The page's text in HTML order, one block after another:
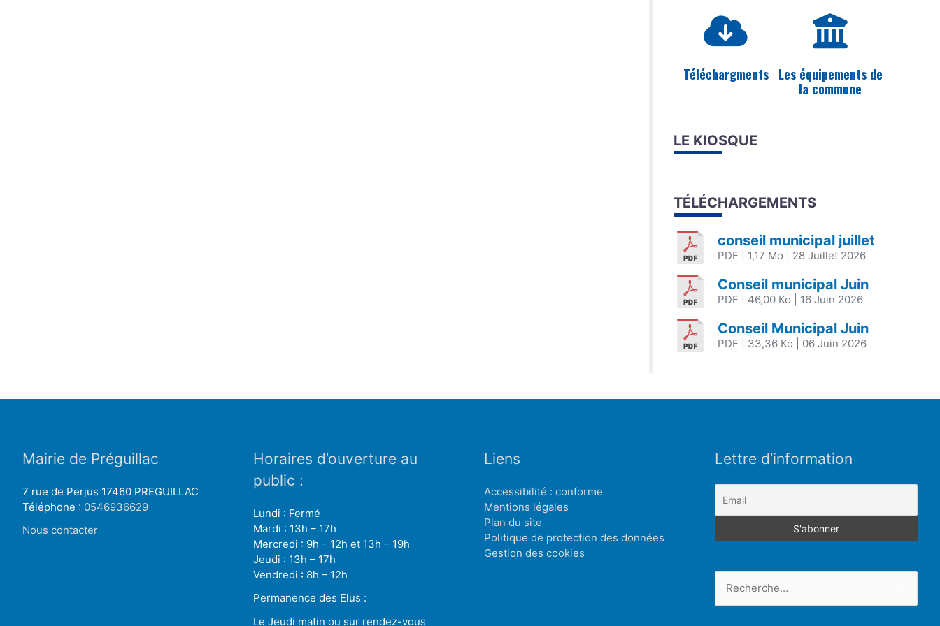
Téléchargments Les équipements de
la commune
LE KIOSQUE
TÉLÉCHARGEMENTS
conseil municipal juillet
PDF | 1,17 Mo | 28 Juillet 2026
Conseil municipal Juin
PDF | 46,00 Ko | 16 Juin 2026
Conseil Municipal Juin
PDF | 33,36 Ko | 06 Juin 2026
Mairie de Préguillac
7 rue de Perjus 17460 PREGUILLAC
Téléphone : 0546936629
Nous contacter
Horaires d’ouverture au
public :
Lundi : Fermé
Mardi : 13h – 17h
Mercredi : 9h – 12h et 13h – 19h
Jeudi : 13h – 17h
Vendredi : 8h – 12h
Permanence des Elus :
Le Jeudi matin ou sur rendez-vous
Liens
Accessibilité : conforme
Mentions légales
Plan du site
Politique de protection des données
Gestion des cookies
Lettre d’information